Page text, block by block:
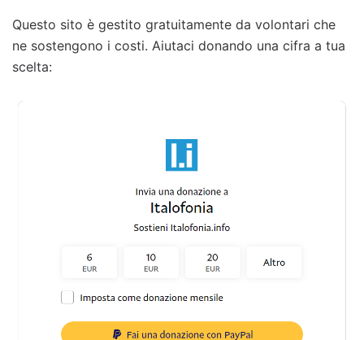
Questo sito è gestito gratuitamente da volontari che
ne sostengono i costi. Aiutaci donando una cifra a tua
scelta: